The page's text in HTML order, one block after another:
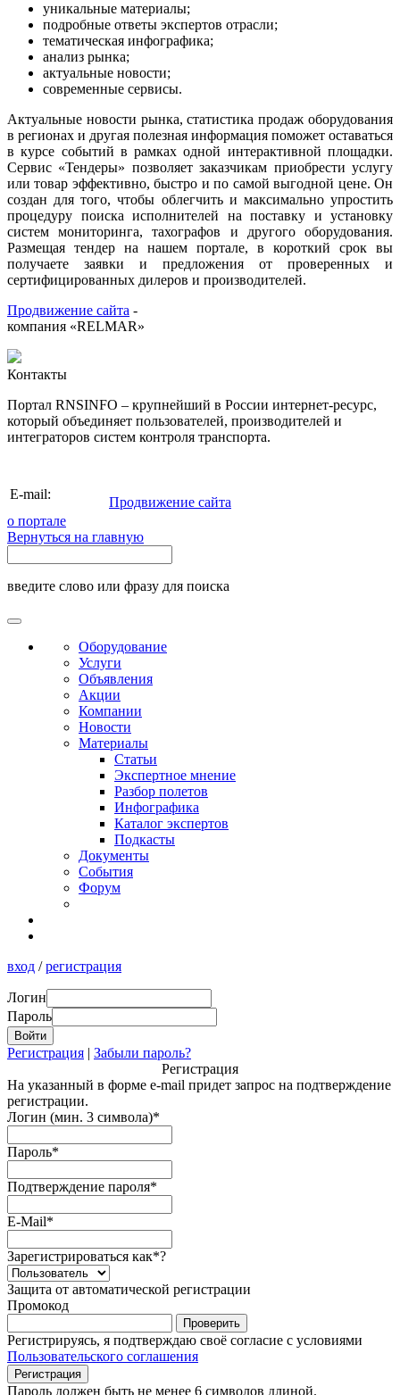
уникальные материалы;
подробные ответы экспертов отрасли;
тематическая инфографика;
анализ рынка;
актуальные новости;
современные сервисы.
Актуальные новости рынка, статистика продаж оборудования
в регионах и другая полезная информация поможет оставаться
в курсе событий в рамках одной интерактивной площадки.
Сервис «Тендеры» позволяет заказчикам приобрести услугу
или товар эффективно, быстро и по самой выгодной цене. Он
создан для того, чтобы облегчить и максимально упростить
процедуру поиска исполнителей на поставку и установку
систем мониторинга, тахографов и другого оборудования.
Размещая тендер на нашем портале, в короткий срок вы
получаете заявки и предложения от проверенных и
сертифицированных дилеров и производителей.
Продвижение сайта -
компания «RELMAR»
Контакты
Портал RNSINFO – крупнейший в России интернет-ресурс,
который объединяет пользователей, производителей и
интеграторов систем контроля транспорта.
E-mail:
Продвижение сайта
о портале
Вернуться на главную
введите слово или фразу для поиска
Оборудование
Услуги
Объявления
Акции
Компании
Новости
Материалы
Статьи
Экспертное мнение
Разбор полетов
Инфографика
Каталог экспертов
Подкасты
Документы
События
Форум
вход /регистрация
Логин
Пароль
Регистрация | Забыли пароль?
Регистрация
На указанный в форме e-mail придет запрос на подтверждение
регистрации.
Логин (мин. 3 символа)*
Пароль*
Подтверждение пароля*
E-Mail*
Зарегистрироваться как*?
Защита от автоматической регистрации
Промокод
Регистрируясь, я подтверждаю своё согласие с условиями
Пользовательского соглашения
Пароль должен быть не менее 6 символов длиной.